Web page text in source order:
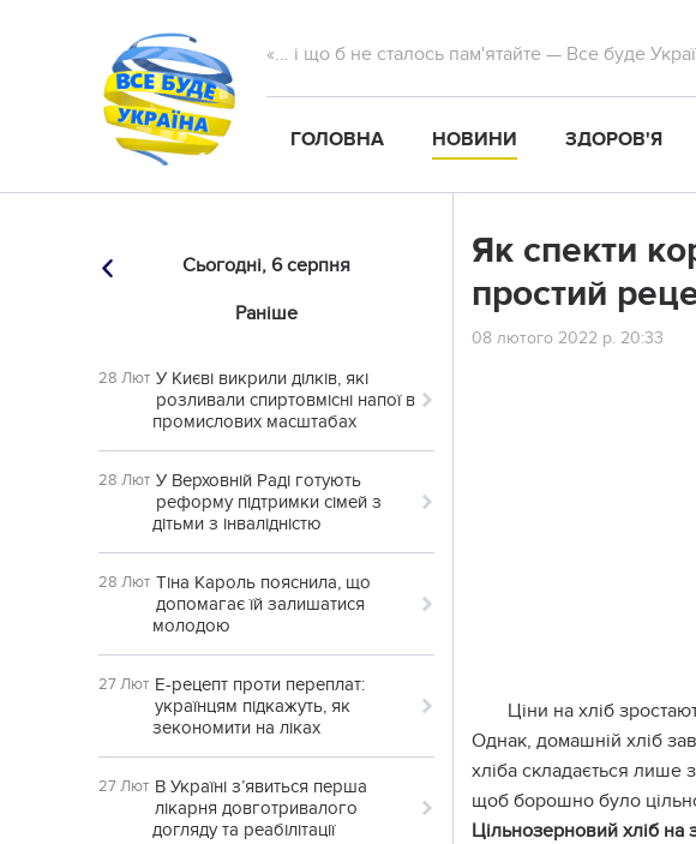
«... і що б не сталось пам'ятайте — Все буде
ГОЛОВНА НОВИНИ ЗДОРОВ'Я
Сьогодні, 6 серпня
Раніше
28 Лют У Києві викрили ділків, які
розливали спиртовмісні напої в
промислових масштабах
28 Лют У Верховній Раді готують
реформу підтримки сімей з
дітьми з інвалідністю
28 Лют Тіна Кароль пояснила, що
допомагає їй залишатися
молодою
27 Лют Е-рецепт проти переплат:
українцям підкажуть, як
зекономити на ліках
27 Лют В Україні з’явиться перша
лікарня довготривалого
догляду та реабілітації
Як спекти
простий
08 лютого 2022 р. 20:33
Ціни на хліб
Однак, домашній хліб
хліба складається лише
щоб борошно було
Цільнозерновий хліб на